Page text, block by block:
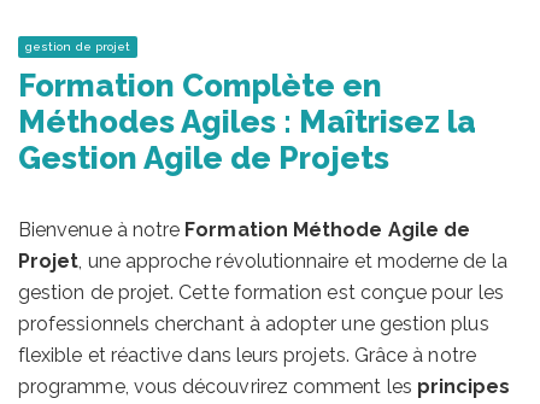
gestion de projet
Formation Complète en
Méthodes Agiles : Maîtrisez la
Gestion Agile de Projets
Bienvenue à notre Formation Méthode Agile de
Projet, une approche révolutionnaire et moderne de la
gestion de projet. Cette formation est conçue pour les
professionnels cherchant à adopter une gestion plus
flexible et réactive dans leurs projets. Grâce à notre
programme, vous découvrirez comment les principes